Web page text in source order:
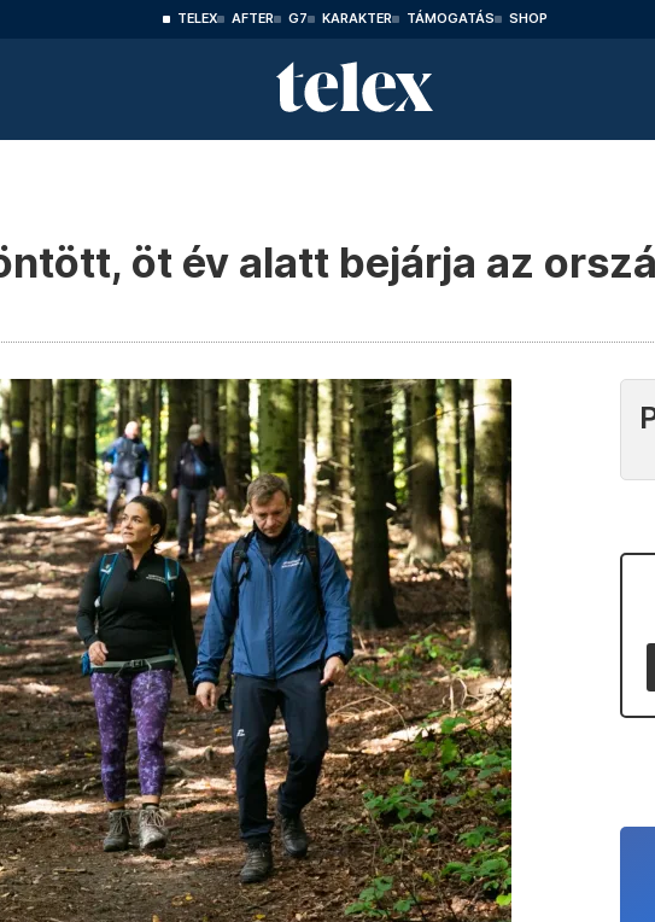
TELEX AFTER G7 KARAKTER TÁMOGATÁS SHOP
öt év alatt bejárja az